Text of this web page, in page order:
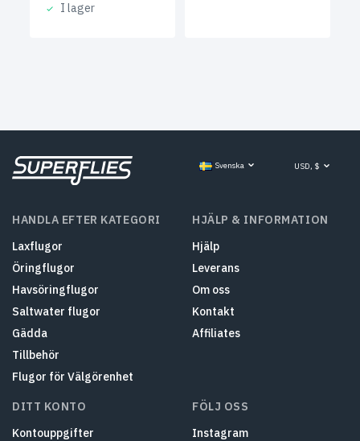
I lager
Svenska USD, $
HANDLA EFTER KATEGORI
Laxflugor
Öringflugor
Havsöringflugor
Saltwater flugor
Gädda
Tillbehör
Flugor för Välgörenhet
HJÄLP & INFORMATION
Hjälp
Leverans
Om oss
Kontakt
Affiliates
DITT KONTO
Kontouppgifter
FÖLJ OSS
Instagram